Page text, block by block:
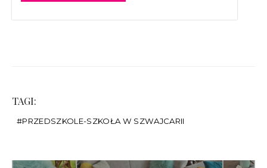
TAGI:
PRZEDSZKOLE-SZKOŁA W SZWAJCARII